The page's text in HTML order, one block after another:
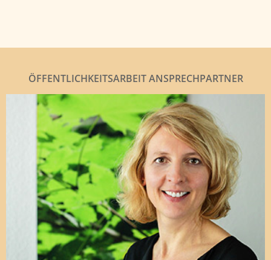
ÖFFENTLICHKEITSARBEIT ANSPRECHPARTNER